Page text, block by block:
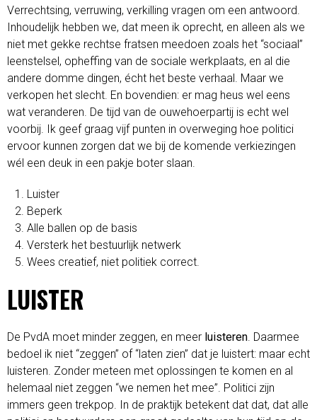
Verrechtsing, verruwing, verkilling vragen om een antwoord.
Inhoudelijk hebben we, dat meen ik oprecht, en alleen als we
niet met gekke rechtse fratsen meedoen zoals het “sociaal”
leenstelsel, opheffing van de sociale werkplaats, en al die
andere domme dingen, écht het beste verhaal. Maar we
verkopen het slecht. En bovendien: er mag heus wel eens
wat veranderen. De tijd van de ouwehoerpartij is echt wel
voorbij. Ik geef graag vijf punten in overweging hoe politici
ervoor kunnen zorgen dat we bij de komende verkiezingen
wél een deuk in een pakje boter slaan.
Luister
Beperk
Alle ballen op de basis
Versterk het bestuurlijk netwerk
Wees creatief, niet politiek correct.
LUISTER
De PvdA moet minder zeggen, en meer luisteren . Daarmee
bedoel ik niet “zeggen” of “laten zien” dat je luistert: maar echt
luisteren. Zonder meteen met oplossingen te komen en al
helemaal niet zeggen “we nemen het mee”. Politici zijn
immers geen trekpop. In de praktijk betekent dat dat, dat alle